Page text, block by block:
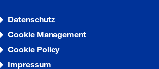
Datenschutz
Cookie Management
Cookie Policy
Impressum